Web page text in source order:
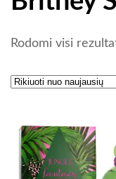
Rodomi visi